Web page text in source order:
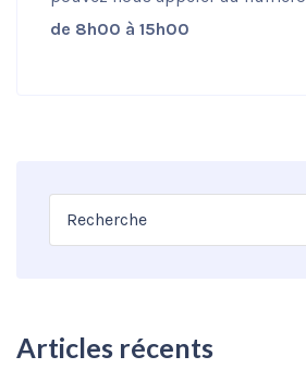
de 8h00 à 15h00
Articles récents